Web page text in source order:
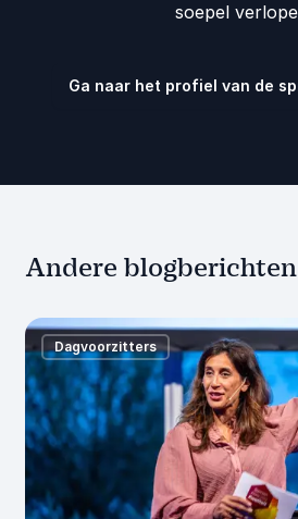
soepel
Ga naar het profiel van de
Andere blogberichten
Dagvoorzitters